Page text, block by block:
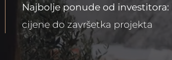
Najbolje ponude od investitora:
cijene do završetka projekta